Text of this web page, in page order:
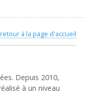
retour à la page d'accueil
Depuis 2010,
à un niveau